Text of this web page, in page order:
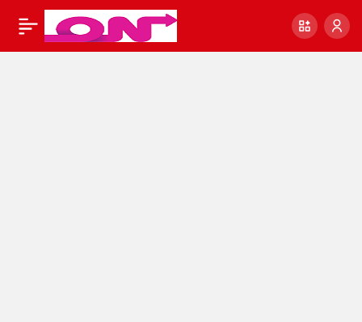
Güncel Döviz Scripti – Paylaş